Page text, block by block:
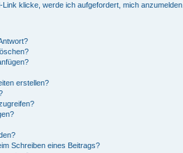
klicke, werde ich aufgefordert, mich anzumelden.
erstellen?
Schreiben eines Beitrags?